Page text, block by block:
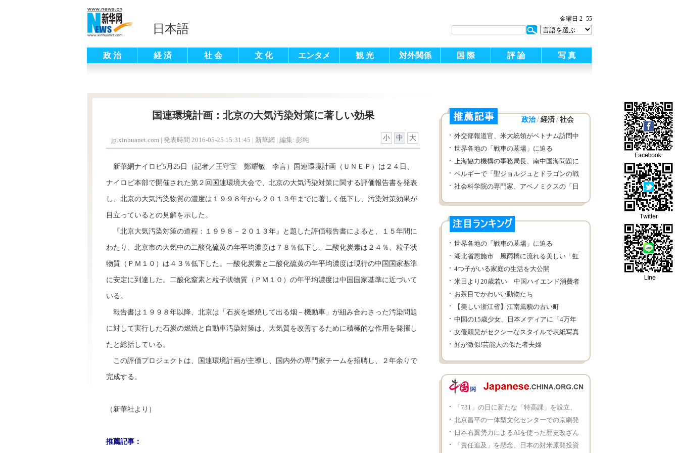
日本語
金曜日 2 55
政 治 経 済 社 会 文 化 エンタメ 観 光 対外関係 国 際 評 論 写 真
国連環境計画：北京の大気汚染対策に著しい効果
jp.xinhuanet.com | 発表時間 2016-05-25 15:31:45 | 新華網 | 編集: 彭纯 小 中 大
新華網ナイロビ5月25日（記者／王守宝 鄭耀敏 李言）国連環境計画（ＵＮＥＰ）は２４日、
ナイロビ本部で開催された第２回国連環境大会で、北京の大気汚染対策に関する評価報告書を発表
し、北京の大気汚染物質の濃度は１９９８年から２０１３年までに著しく低下し、汚染対策効果が
目立っているとの見解を示した。
『北京大気汚染対策の道程：１９９８－２０１３年』と題した評価報告書によると、１５年間に
わたり、北京市の大気中の二酸化硫黄の年平均濃度は７８％低下し、二酸化炭素は２４％、粒子状
物質（ＰＭ１０）は４３％低下した。一酸化炭素と二酸化硫黄の年平均濃度は現行の中国国家基準
に安定に到達した。二酸化窒素と粒子状物質（ＰＭ１０）の年平均濃度は中国国家基準に近づいて
いる。
報告書は１９９８年以降、北京は「石炭を燃焼して出る烟－機動車」が組み合わさった汚染問題
に対して実行した石炭の燃焼と自動車汚染対策は、大気質を改善するために積極的な作用を発揮し
たと総括している。
この評価プロジェクトは、国連環境計画が主導し、国内外の専門家チームを招聘し、２年余りで
完成する。
（新華社より）
推薦記事：
政治 / 経済 / 社会
外交部報道官、米大統領がベトナム訪問中
に南中国海問題に関する言論に答え
世界各地の「戦車の墓場」に迫る
上海協力機構の事務局長、南中国海問題に
ついて声明を発表
ベルギーで「聖ジョルジュとドラゴンの戦
い」が開催
社会科学院の専門家、アベノミクスの「日
世界各地の「戦車の墓場」に迫る
湖北省恩施市 風雨橋に流れる美しい「虹
色の滝」
4つ子がいる家庭の生活を大公開
米日より20歳若い 中国ハイエンド消費者
層の低年齢化が目立つ
お茶目でかわいい動物たち
【美しい浙江省】江南風貌の古い町
中国の15歳少女、日本メディアに「4万年
に1人の美女」と絶賛され
女優穎兒がセクシーなスタイルで表紙写真
を撮影 美貌と努力がどちらも必要
顔が激似!芸能人の似た者夫婦